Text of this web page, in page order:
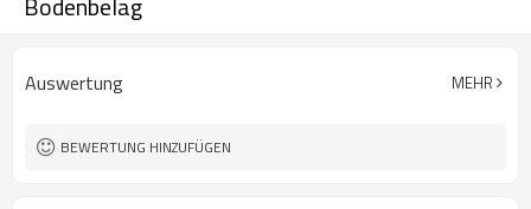
Auswertung MEHR
BEWERTUNG HINZUFÜGEN